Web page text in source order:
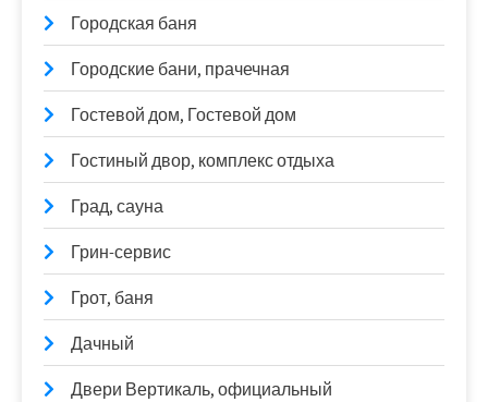
Городская баня
Городские бани, прачечная
Гостевой дом, Гостевой дом
Гостиный двор, комплекс отдыха
Град, сауна
Грин-сервис
Грот, баня
Дачный
Двери Вертикаль, официальный